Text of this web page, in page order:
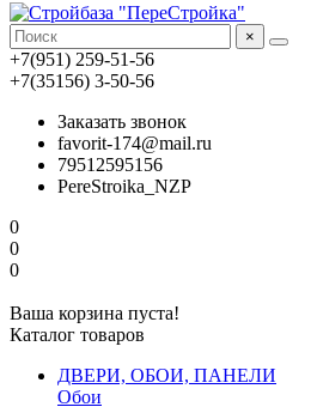
×
+7(951) 259-51-56
+7(35156) 3-50-56
Заказать звонок
favorit-174@mail.ru
79512595156
PereStroika_NZP
0
0
0
Ваша корзина пуста!
Каталог товаров
ДВЕРИ, ОБОИ, ПАНЕЛИ
Обои